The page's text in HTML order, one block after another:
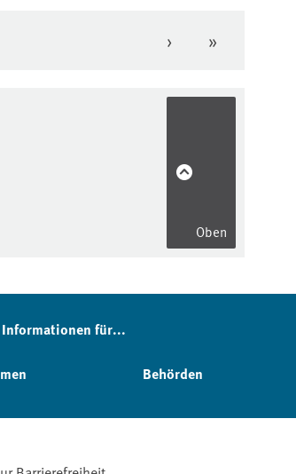
Nächste Seite
› Letzte Seite
»
Oben
Informationen für...
Behörden